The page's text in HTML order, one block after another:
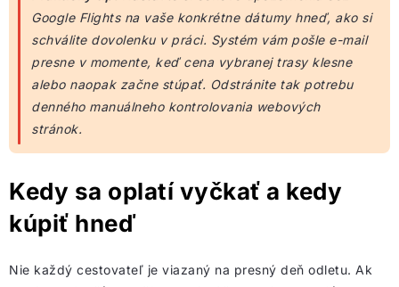
Google Flights na vaše konkrétne dátumy hneď, ako si
schválite dovolenku v práci. Systém vám pošle e-mail
presne v momente, keď cena vybranej trasy klesne
alebo naopak začne stúpať. Odstránite tak potrebu
denného manuálneho kontrolovania webových
stránok.
Kedy sa oplatí vyčkať a kedy
kúpiť hneď
Nie každý cestovateľ je viazaný na presný deň odletu. Ak